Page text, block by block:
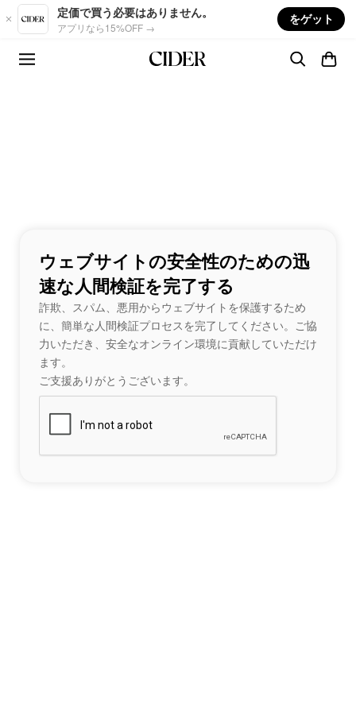
Skip to main content
定価で買う必要はありません。
アプリなら15%OFF →
をゲット
ウェブサイトの安全性のための迅
速な人間検証を完了する
詐欺、スパム、悪用からウェブサイトを保護するため
に、簡単な人間検証プロセスを完了してください。ご協
力いただき、安全なオンライン環境に貢献していただけ
ます。
ご支援ありがとうございます。